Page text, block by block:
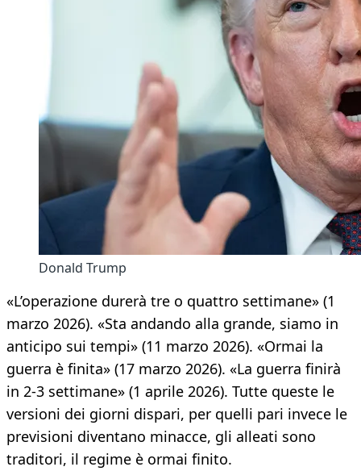
Donald Trump
«L’operazione durerà tre o quattro settimane» (1
marzo 2026). «Sta andando alla grande, siamo in
anticipo sui tempi» (11 marzo 2026). «Ormai la
guerra è finita» (17 marzo 2026). «La guerra finirà
in 2-3 settimane» (1 aprile 2026). Tutte queste le
versioni dei giorni dispari, per quelli pari invece le
previsioni diventano minacce, gli alleati sono
traditori, il regime è ormai finito.